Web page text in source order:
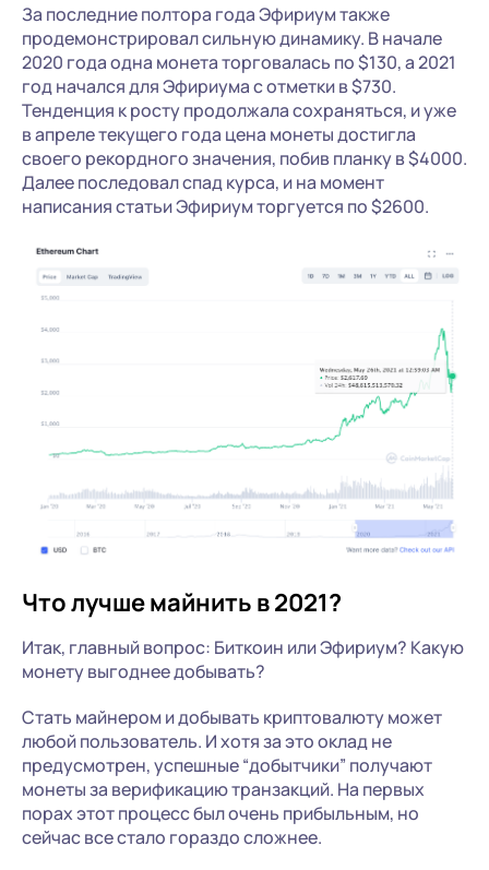
За последние полтора года Эфириум также
продемонстрировал сильную динамику. В начале
2020 года одна монета торговалась по $130, а 2021
год начался для Эфириума с отметки в $730.
Тенденция к росту продолжала сохраняться, и уже
в апреле текущего года цена монеты достигла
своего рекордного значения, побив планку в $4000.
Далее последовал спад курса, и на момент
написания статьи Эфириум торгуется по $2600.
Что лучше майнить в 2021?
Итак, главный вопрос: Биткоин или Эфириум? Какую
монету выгоднее добывать?
Стать майнером и добывать криптовалюту может
любой пользователь. И хотя за это оклад не
предусмотрен, успешные “добытчики” получают
монеты за верификацию транзакций. На первых
порах этот процесс был очень прибыльным, но
сейчас все стало гораздо сложнее.